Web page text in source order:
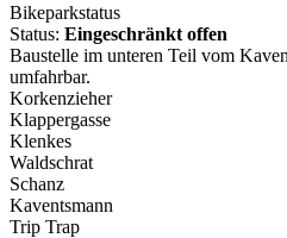
Bikeparkstatus
Status: Eingeschränkt offen
Baustelle im unteren Teil vom
umfahrbar.
Korkenzieher
Klappergasse
Klenkes
Waldschrat
Schanz
Kaventsmann
Trip Trap